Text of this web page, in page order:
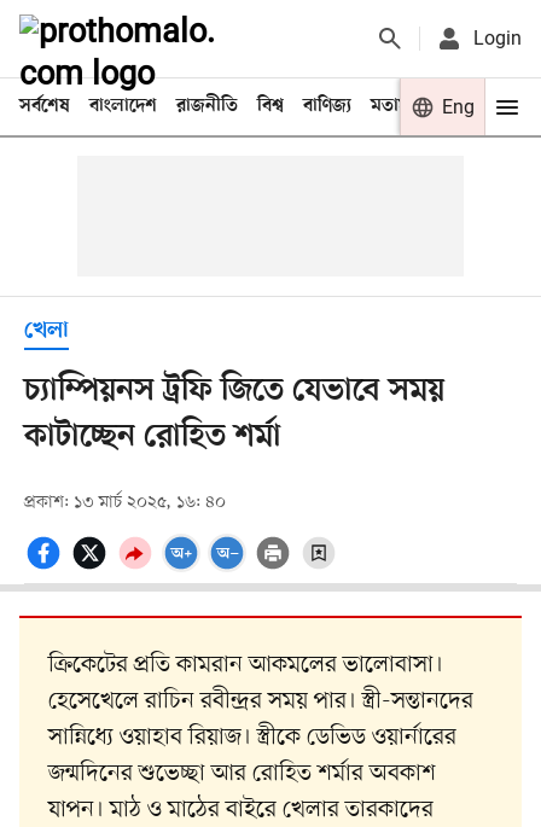
Login
সর্বশেষ বাংলাদেশ রাজনীতি বিশ্ব বাণিজ্য মতামত খেলা
Eng
খেলা
চ্যাম্পিয়নস ট্রফি জিতে যেভাবে সময়
কাটাচ্ছেন রোহিত শর্মা
প্রকাশ: ১৩ মার্চ ২০২৫, ১৬: ৪০
ক্রিকেটের প্রতি কামরান আকমলের ভালোবাসা।
হেসেখেলে রাচিন রবীন্দ্রর সময় পার। স্ত্রী-সন্তানদের
সান্নিধ্যে ওয়াহাব রিয়াজ। স্ত্রীকে ডেভিড ওয়ার্নারের
জন্মদিনের শুভেচ্ছা আর রোহিত শর্মার অবকাশ
যাপন। মাঠ ও মাঠের বাইরে খেলার তারকাদের